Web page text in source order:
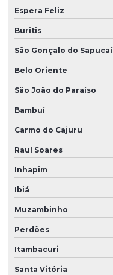
Espera Feliz
Buritis
São Gonçalo do Sapucaí
Belo Oriente
São João do Paraíso
Bambuí
Carmo do Cajuru
Raul Soares
Inhapim
Ibiá
Muzambinho
Perdões
Itambacuri
Santa Vitória